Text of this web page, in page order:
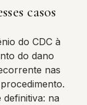
casos
do CDC à
do dano
nas
na